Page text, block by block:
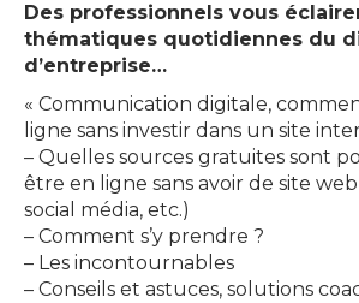
Des professionnels vous
thématiques quotidiennes du
d’entreprise…
« Communication digitale,
ligne sans investir dans un site
– Quelles sources gratuites sont
être en ligne sans avoir de site
social média, etc.)
– Comment s’y prendre ?
– Les incontournables
– Conseils et astuces, solutions